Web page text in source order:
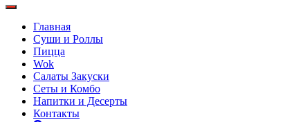
Главная
Суши и Роллы
Пицца
Wok
Салаты Закуски
Сеты и Комбо
Напитки и Десерты
Контакты